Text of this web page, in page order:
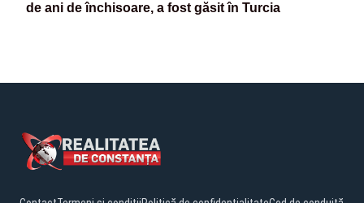
de ani de închisoare, a fost găsit în Turcia